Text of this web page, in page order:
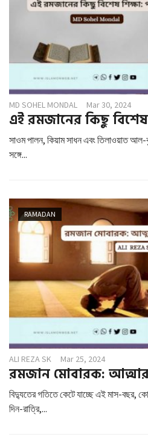
MD SOHEL MONDAL Mar 30, 2024
এই রমজানের কিছু বিশেষ
সাওম পালন, কিয়াম সাধন এবং তিলাওয়াত
সঙ্গে...
RAMADAN
ALI REZA SK Mar 25, 2024
রমজান মোবারক: আত্মার
বিদ্যুতের গতিতে কেটে যাচ্ছে এই মাস-বছর,
দিন-রাত্রি,...